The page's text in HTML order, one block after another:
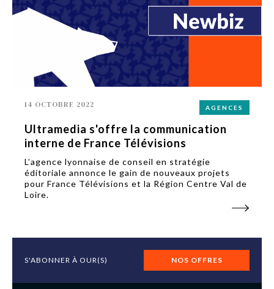
AGENCES
14 OCTOBRE 2022
Ultramedia s'offre la communication
interne de France Télévisions
L’agence lyonnaise de conseil en stratégie
éditoriale annonce le gain de nouveaux projets
pour France Télévisions et la Région Centre Val de
Loire.
S'ABONNER À OUR(S) NOS OFFRES